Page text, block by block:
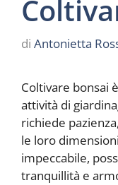
di Antonietta
Coltivare bonsai
attività di
richiede
le loro
impeccabile,
tranquillità e